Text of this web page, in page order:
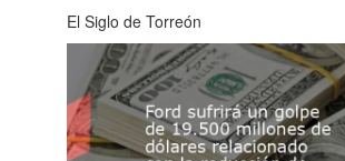
El Siglo de Torreón